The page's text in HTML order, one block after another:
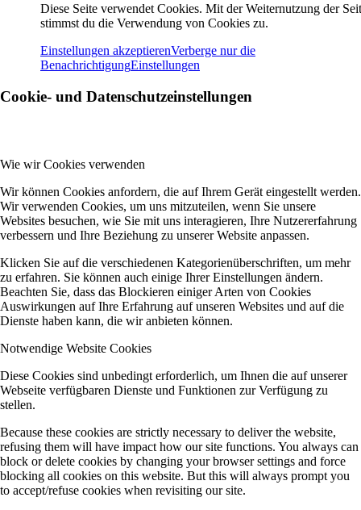
Diese Seite verwendet Cookies. Mit der Weiternutzung der
stimmst du die Verwendung von Cookies zu.
Einstellungen akzeptierenVerberge nur die
BenachrichtigungEinstellungen
Cookie- und Datenschutzeinstellungen
Wie wir Cookies verwenden
Wir können Cookies anfordern, die auf Ihrem Gerät eingestellt werden.
Wir verwenden Cookies, um uns mitzuteilen, wenn Sie unsere
Websites besuchen, wie Sie mit uns interagieren, Ihre Nutzererfahrung
verbessern und Ihre Beziehung zu unserer Website anpassen.
Klicken Sie auf die verschiedenen Kategorienüberschriften, um mehr
zu erfahren. Sie können auch einige Ihrer Einstellungen ändern.
Beachten Sie, dass das Blockieren einiger Arten von Cookies
Auswirkungen auf Ihre Erfahrung auf unseren Websites und auf die
Dienste haben kann, die wir anbieten können.
Notwendige Website Cookies
Diese Cookies sind unbedingt erforderlich, um Ihnen die auf unserer
Webseite verfügbaren Dienste und Funktionen zur Verfügung zu
stellen.
Because these cookies are strictly necessary to deliver the website,
refusing them will have impact how our site functions. You always can
block or delete cookies by changing your browser settings and force
blocking all cookies on this website. But this will always prompt you
to accept/refuse cookies when revisiting our site.